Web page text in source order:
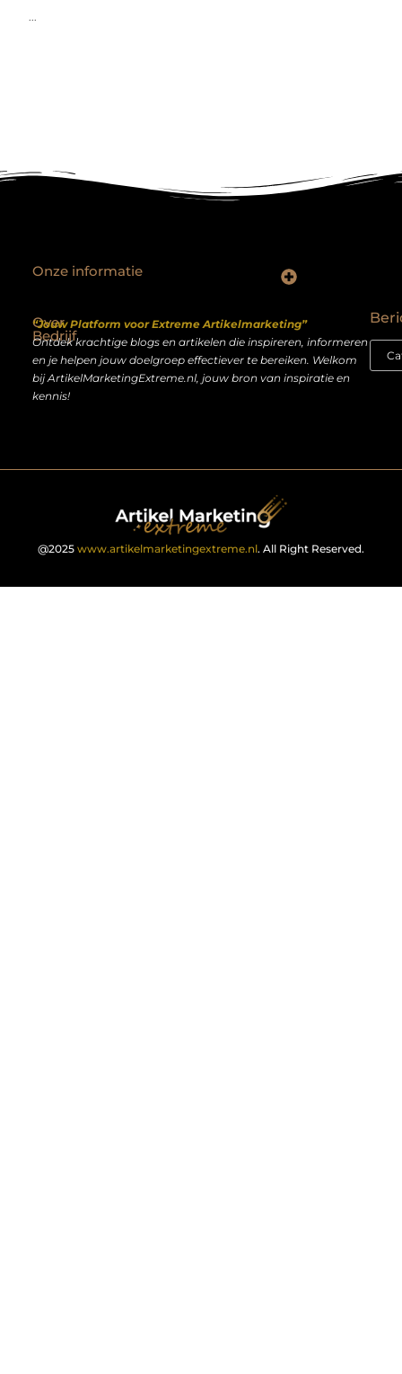
...
Over
Bedrijf
“Jouw Platform voor Extreme Artikelmarketing”
Ontdek krachtige blogs en artikelen die inspireren, informeren
en je helpen jouw doelgroep effectiever te bereiken. Welkom
bij ArtikelMarketingExtreme.nl, jouw bron van inspiratie en
kennis!
Onze informatie
@2025 www.artikelmarketingextreme.nl. All Right Reserved.